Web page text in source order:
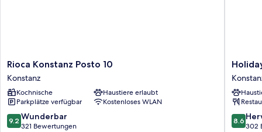
Rioca
Konstanz
Posto
10
Konstanz
Rioca Konstanz Posto 10
Konstanz
Kochnische
Haustiere erlaubt
Parkplätze verfügbar
Kostenloses WLAN
9.2
von
9.2 Wunderbar
321 Bewertungen
Holiday
Inn
-
the
niu,
Flower
8.6
von
8.6
302